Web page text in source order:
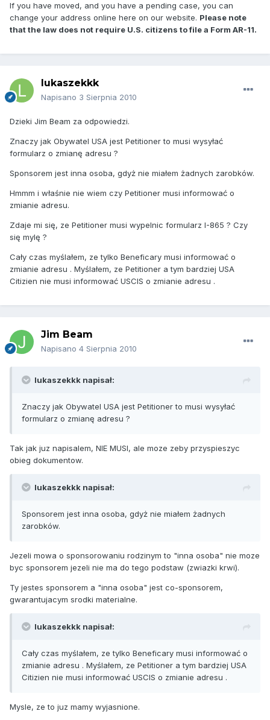
If you have moved, and you have a pending case, you can
change your address online here on our website. Please note
that the law does not require U.S. citizens to file a Form AR-11.
lukaszekkk
Napisano 3 Sierpnia 2010
Dzieki Jim Beam za odpowiedzi.
Znaczy jak Obywatel USA jest Petitioner to musi wysyłać
formularz o zmianę adresu ?
Sponsorem jest inna osoba, gdyż nie miałem żadnych zarobków.
Hmmm i właśnie nie wiem czy Petitioner musi informować o
zmianie adresu.
Zdaje mi się, ze Petitioner musi wypelnic formularz I-865 ? Czy
się mylę ?
Cały czas myślałem, ze tylko Beneficary musi informować o
zmianie adresu . Myślałem, ze Petitioner a tym bardziej USA
Citizien nie musi informować USCIS o zmianie adresu .
Jim Beam
Napisano 4 Sierpnia 2010
lukaszekkk napisał:
Znaczy jak Obywatel USA jest Petitioner to musi wysyłać
formularz o zmianę adresu ?
Tak jak juz napisalem, NIE MUSI, ale moze zeby przyspieszyc
obieg dokumentow.
lukaszekkk napisał:
Sponsorem jest inna osoba, gdyż nie miałem żadnych
zarobków.
Jezeli mowa o sponsorowaniu rodzinym to "inna osoba" nie moze
byc sponsorem jezeli nie ma do tego podstaw (zwiazki krwi).
Ty jestes sponsorem a "inna osoba" jest co-sponsorem,
gwarantujacym srodki materialne.
lukaszekkk napisał:
Cały czas myślałem, ze tylko Beneficary musi informować o
zmianie adresu . Myślałem, ze Petitioner a tym bardziej USA
Citizien nie musi informować USCIS o zmianie adresu .
Mysle, ze to juz mamy wyjasnione.